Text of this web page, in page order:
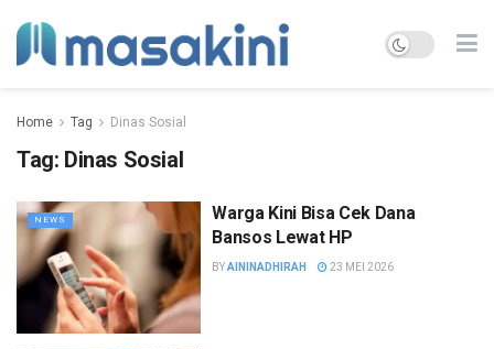
Home Tag Dinas Sosial
Tag: Dinas Sosial
NEWS
Warga Kini Bisa Cek Dana
Bansos Lewat HP
BYAININADHIRAH 23 MEI 2026